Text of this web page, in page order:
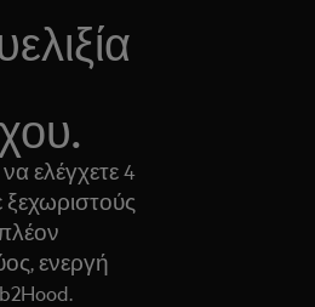
ελέγχετε 4
ξεχωριστούς
ενεργή